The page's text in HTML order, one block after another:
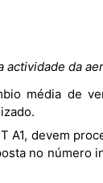
da
no número